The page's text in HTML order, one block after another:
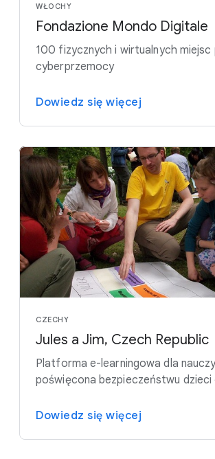
WŁOCHY
Fondazione Mondo Digitale
100 fizycznych i wirtualnych miejsc
cyberprzemocy
Dowiedz się więcej
CZECHY
Jules a Jim, Czech Republic
Platforma e-learningowa dla
poświęcona bezpieczeństwu dzieci
Dowiedz się więcej